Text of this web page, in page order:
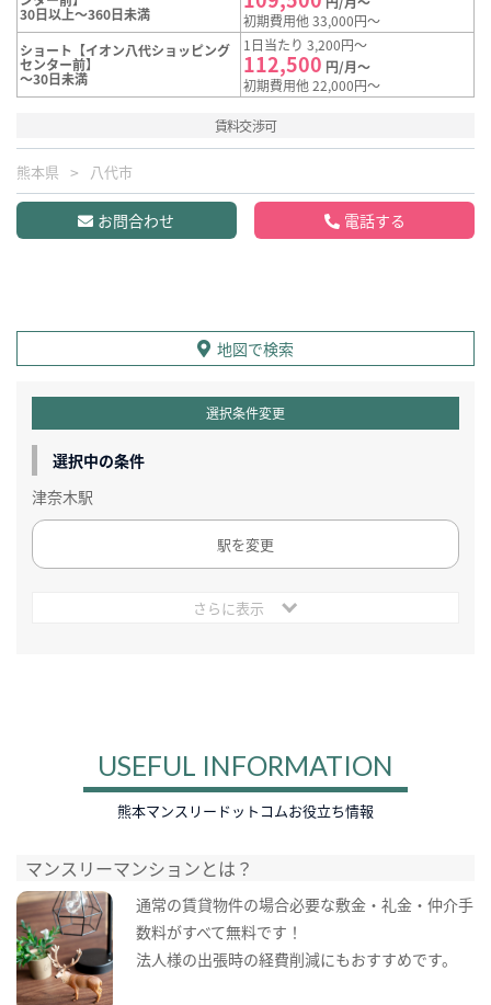
30日以上～360日未満
初期費用他 33,000円～
ショート【イオン八代ショッピング
センター前】
～30日未満
1日当たり 3,200円～
112,500 円/月～
初期費用他 22,000円～
賃料交渉可
熊本県 八代市
お問合わせ 電話する
地図で検索
選択条件変更
選択中の条件
津奈木駅
駅を変更
さらに表示
USEFUL INFORMATION
熊本マンスリードットコムお役立ち情報
マンスリーマンションとは？
通常の賃貸物件の場合必要な敷金・礼金・仲介手
数料がすべて無料です！
法人様の出張時の経費削減にもおすすめです。